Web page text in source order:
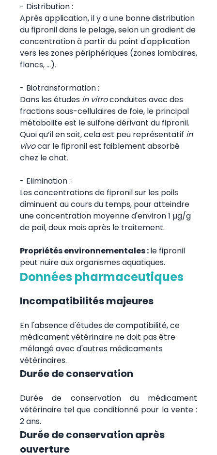
- Distribution :
Après application, il y a une bonne distribution
du fipronil dans le pelage, selon un gradient de
concentration à partir du point d'application
vers les zones périphériques (zones lombaires,
flancs, ...).
- Biotransformation :
Dans les études in vitroconduites avec des
fractions sous-cellulaires de foie, le principal
métabolite est le sulfone dérivant du fipronil.
Quoi qu’il en soit, cela est peu représentatif in
vivocar le fipronil est faiblement absorbé
chez le chat.
- Elimination :
Les concentrations de fipronil sur les poils
diminuent au cours du temps, pour atteindre
une concentration moyenne d'environ 1 µg/g
de poil, deux mois après le traitement.
Propriétés environnementales :le fipronil
peut nuire aux organismes aquatiques.
Données pharmaceutiques
Incompatibilités majeures
En l'absence d'études de compatibilité, ce
médicament vétérinaire ne doit pas être
mélangé avec d'autres médicaments
vétérinaires.
Durée de conservation
Durée de conservation du médicament
vétérinaire tel que conditionné pour la vente :
2 ans.
Durée de conservation après
ouverture